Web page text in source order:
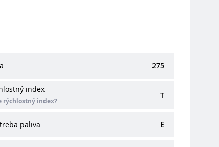
275
index
rýchlostný index?
T
paliva E